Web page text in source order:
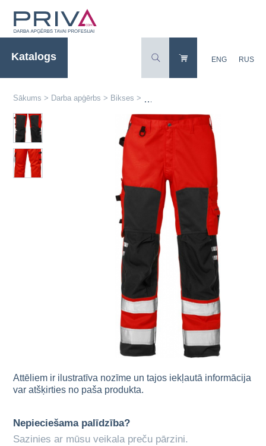
Katalogs ENG RUS
Sākums > Darba apģērbs > Bikses >
Attēliem ir ilustratīva nozīme un tajos iekļautā informācija
var atšķirties no paša produkta.
Nepieciešama palīdzība?
Sazinies ar mūsu veikala preču pārzini.